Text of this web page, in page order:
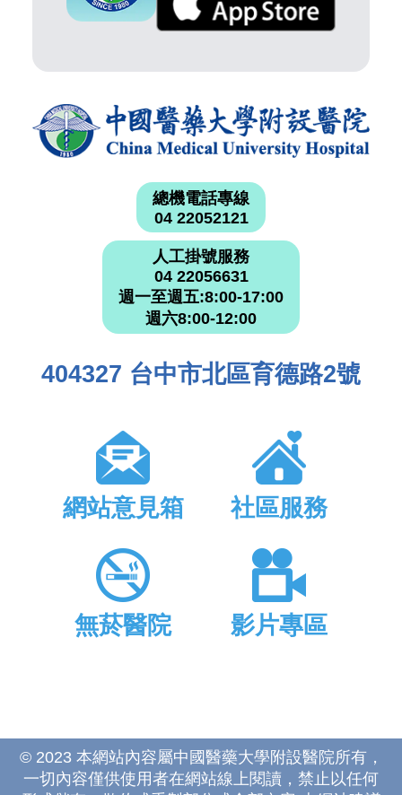
總機電話專線
04 22052121
人工掛號服務
04 22056631
週一至週五:8:00-17:00
週六8:00-12:00
404327 台中市北區育德路2號
網站意見箱 社區服務
無菸醫院 影片專區
© 2023 本網站內容屬中國醫藥大學附設醫院所有，
一切內容僅供使用者在網站線上閱讀，禁止以任何